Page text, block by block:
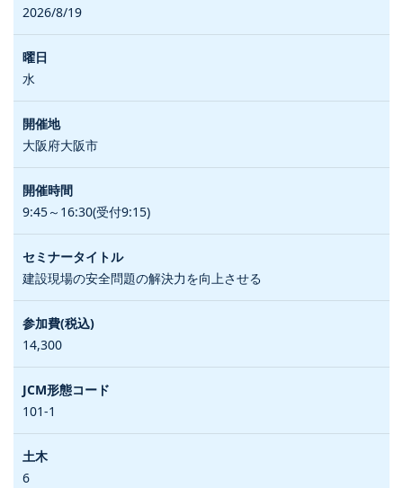
2026/8/19
水
大阪府大阪市
9:45～16:30(受付9:15)
建設現場の安全問題の解決力を向上させる
14,300
101-1
6